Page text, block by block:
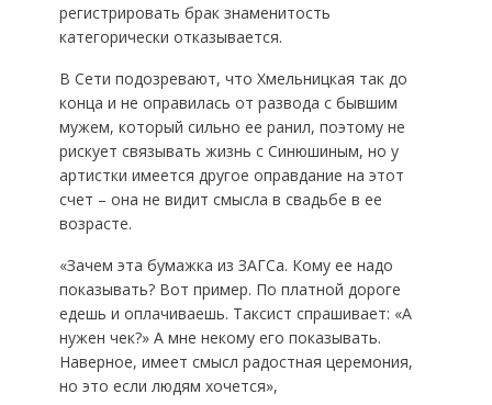
регистрировать брак знаменитость
категорически отказывается.
В Сети подозревают, что Хмельницкая так до
конца и не оправилась от развода с бывшим
мужем, который сильно ее ранил, поэтому не
рискует связывать жизнь с Синюшиным, но у
артистки имеется другое оправдание на этот
счет – она не видит смысла в свадьбе в ее
возрасте.
«Зачем эта бумажка из ЗАГСа. Кому ее надо
показывать? Вот пример. По платной дороге
едешь и оплачиваешь. Таксист спрашивает: «А
нужен чек?» А мне некому его показывать.
Наверное, имеет смысл радостная церемония,
но это если людям хочется»,